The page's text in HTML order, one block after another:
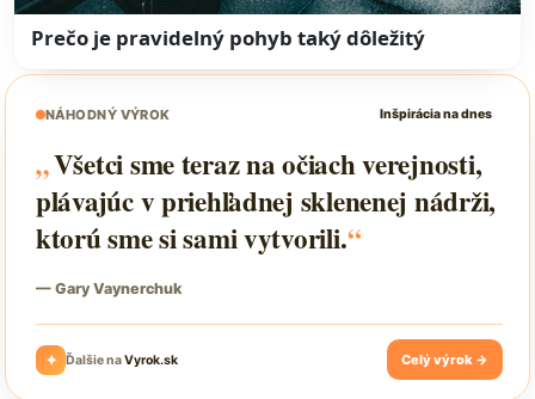
Prečo je pravidelný pohyb taký dôležitý